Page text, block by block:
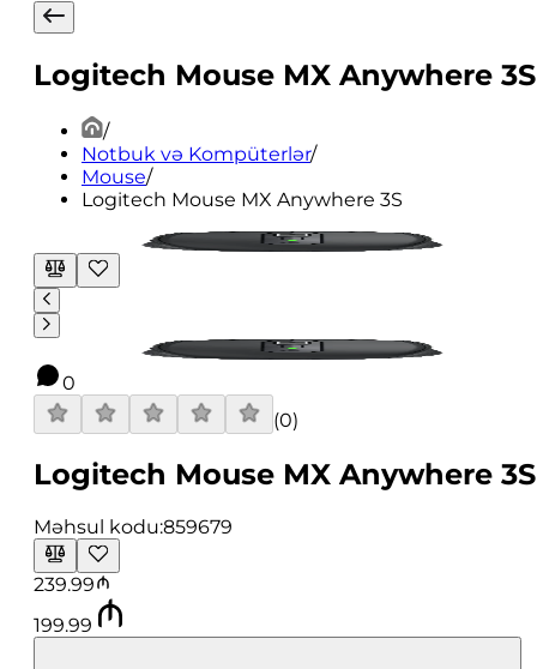
Logitech Mouse MX Anywhere 3S
/
Notbuk və Kompüterlər/
Mouse/
Logitech Mouse MX Anywhere 3S
0
(0)
Logitech Mouse MX Anywhere 3S
Məhsul kodu:859679
239.99
199.99